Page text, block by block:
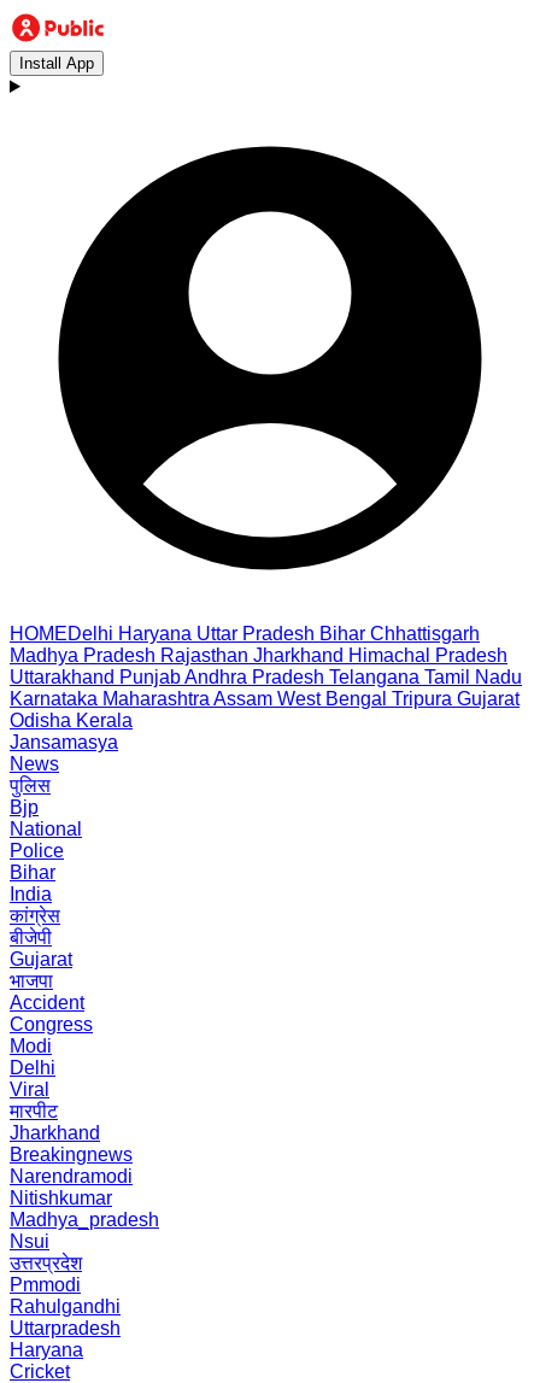
Install App
HOMEDelhi Haryana Uttar Pradesh Bihar Chhattisgarh
Madhya Pradesh Rajasthan Jharkhand Himachal Pradesh
Uttarakhand PunjabAndhra Pradesh Telangana Tamil Nadu
Karnataka Maharashtra Assam West Bengal Tripura Gujarat
Odisha Kerala
Jansamasya
News
पुलिस
Bjp
National
Police
Bihar
India
कांग्रेस
बीजेपी
Gujarat
भाजपा
Accident
Congress
Modi
Delhi
Viral
मारपीट
Jharkhand
Breakingnews
Narendramodi
Nitishkumar
Madhya_pradesh
Nsui
उत्तरप्रदेश
Pmmodi
Rahulgandhi
Uttarpradesh
Haryana
Cricket